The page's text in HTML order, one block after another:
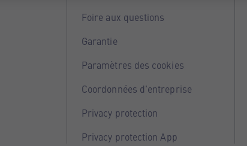
Foire aux questions
Garantie
Paramètres des cookies
Coordonnées d'entreprise
Privacy protection
Privacy protection App